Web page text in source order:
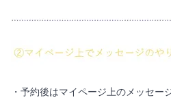
・予約後はマイページ上のメッセー